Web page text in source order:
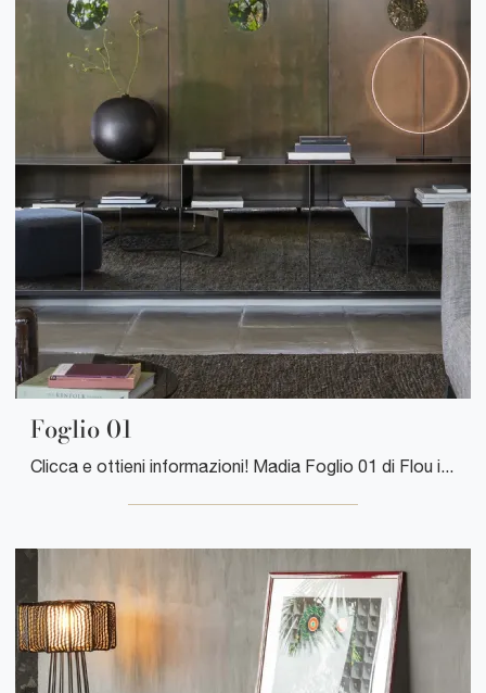
Foglio 01
Clicca e ottieni informazioni! Madia Foglio 01 di Flou in vetro: ti aspetta per valorizzare le tue stanze moderne.